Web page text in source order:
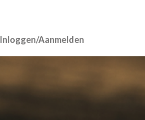
Inloggen/Aanmelden